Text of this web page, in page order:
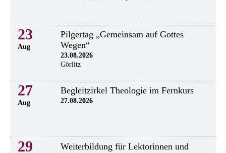
23
Aug
Pilgertag „Gemeinsam auf Gottes
Wegen“
23.08.2026
Görlitz
27
Aug
Begleitzirkel Theologie im Fernkurs
27.08.2026
29
Weiterbildung für Lektorinnen und